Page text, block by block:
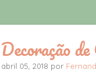
Decoração
abril 05, 2018 por